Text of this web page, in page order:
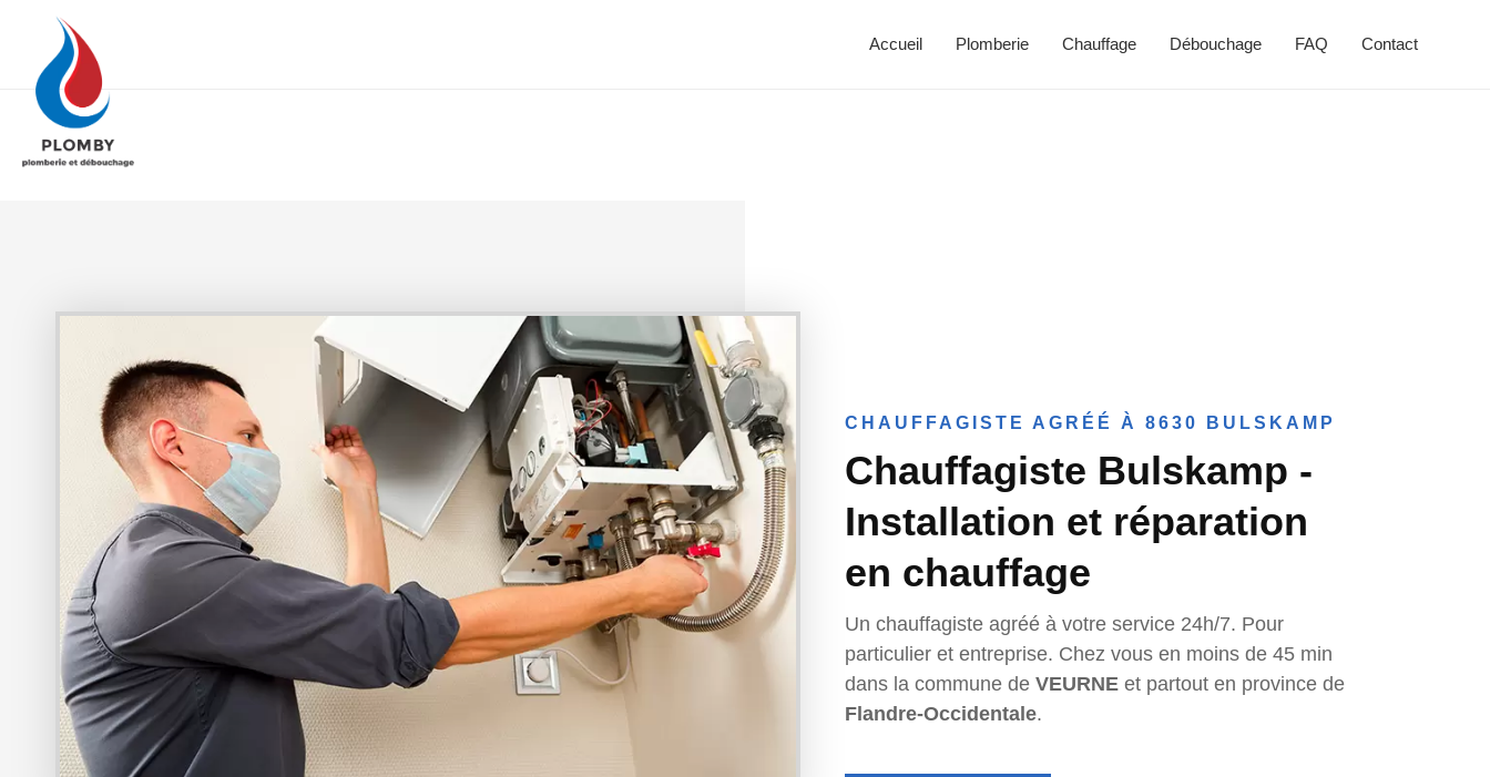
Accueil Plomberie Chauffage Débouchage FAQ Contact
CHAUFFAGISTE AGRÉÉ À 8630 BULSKAMP
Chauffagiste Bulskamp -
Installation et réparation
en chauffage
Un chauffagiste agréé à votre service 24h/7. Pour
particulier et entreprise. Chez vous en moins de 45 min
dans la commune de VEURNE et partout en province de
Flandre-Occidentale.